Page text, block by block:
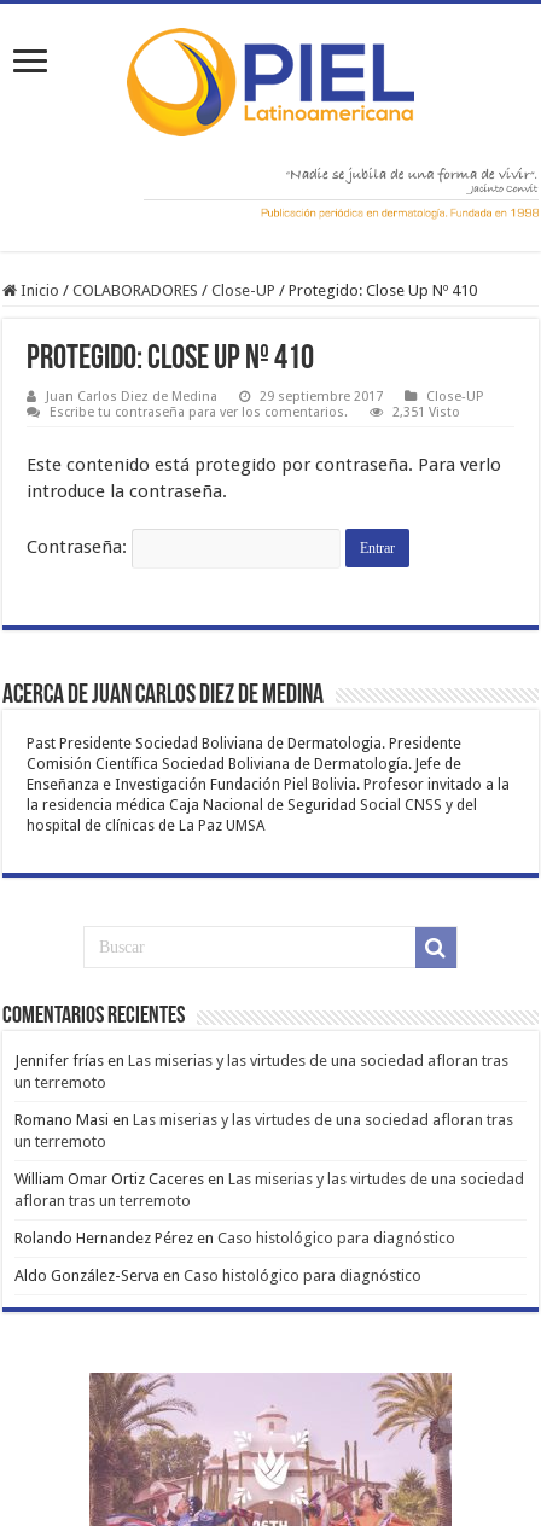
Inicio / COLABORADORES / Close-UP / Protegido: Close Up Nº 410
Protegido: Close Up Nº 410
Juan Carlos Diez de Medina 29 septiembre 2017
Close-UP
Escribe tu contraseña para ver los comentarios.
2,351 Visto
Este contenido está protegido por contraseña. Para verlo
introduce la contraseña.
Contraseña:
Acerca de Juan Carlos Diez de Medina
Past Presidente Sociedad Boliviana de Dermatologia. Presidente
Comisión Científica Sociedad Boliviana de Dermatología. Jefe de
Enseñanza e Investigación Fundación Piel Bolivia. Profesor invitado a la
la residencia médica Caja Nacional de Seguridad Social CNSS y del
hospital de clínicas de La Paz UMSA
Comentarios Recientes
Jennifer frías enLas miserias y las virtudes de una sociedad afloran tras
un terremoto
Romano Masi enLas miserias y las virtudes de una sociedad afloran tras
un terremoto
William Omar Ortiz Caceres enLas miserias y las virtudes de una sociedad
afloran tras un terremoto
Rolando Hernandez Pérez enCaso histológico para diagnóstico
Aldo González-Serva enCaso histológico para diagnóstico